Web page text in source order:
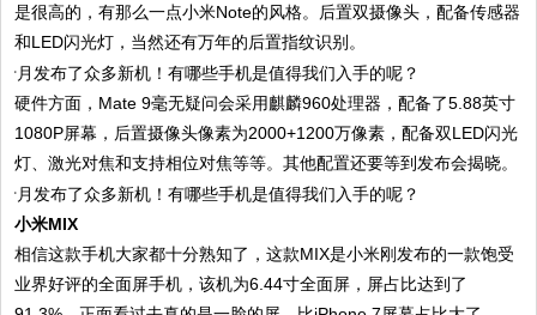
是很高的，有那么一点小米Note的风格。后置双摄像头，配备传感器
和LED闪光灯，当然还有万年的后置指纹识别。
硬件方面，Mate 9毫无疑问会采用麒麟960处理器，配备了5.88英寸
1080P屏幕，后置摄像头像素为2000+1200万像素，配备双LED闪光
灯、激光对焦和支持相位对焦等等。其他配置还要等到发布会揭晓。
小米MIX
相信这款手机大家都十分熟知了，这款MIX是小米刚发布的一款饱受
业界好评的全面屏手机，该机为6.44寸全面屏，屏占比达到了